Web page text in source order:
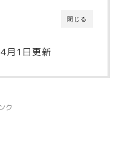
閉じる
月1日更新
ク